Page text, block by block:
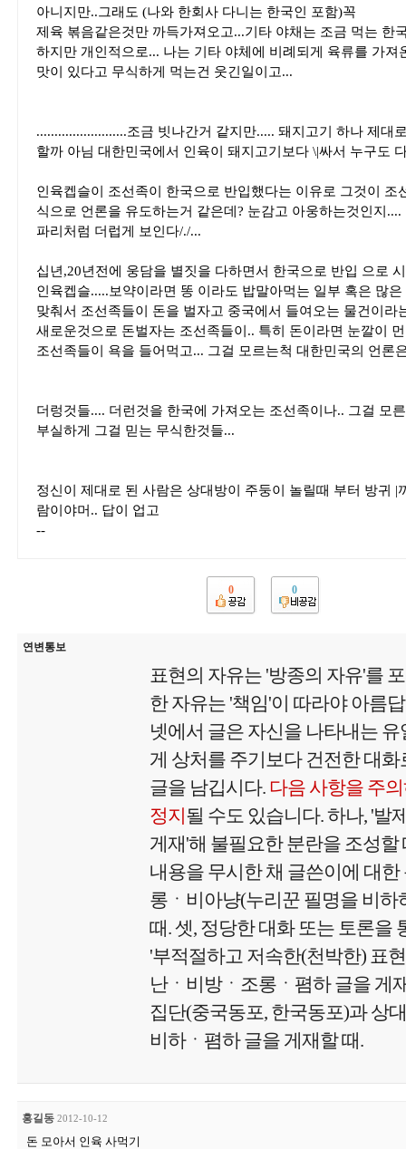
아니지만..그래도 (나와 한회사 다니는 한국인 포함)꼭
제육 볶음같은것만 까득가져오고...기타 야채는 조금 먹는 한
하지만 개인적으로... 나는 기타 야체에 비례되게 육류를 가져
맛이 있다고 무식하게 먹는건 웃긴일이고...
.........................조금 빗나간거 같지만..... 돼지고기 하나 제대
할까 아님 대한민국에서 인육이 돼지고기보다 \|싸서 누구도
인육켑슬이 조선족이 한국으로 반입했다는 이유로 그것이 조
식으로 언론을 유도하는거 같은데? 눈감고 아웅하는것인지
파리처럼 더럽게 보인다/./...
십년,20년전에 웅담을 별짓을 다하면서 한국으로 반입 으로
인육켑슬.....보약이라면 똥 이라도 밥말아먹는 일부 혹은 많
맞춰서 조선족들이 돈을 벌자고 중국에서 들여오는 물건이라
새로운것으로 돈벌자는 조선족들이.. 특히 돈이라면 눈깔이
조선족들이 욕을 들어먹고... 그걸 모르는척 대한민국의 언론
더렁것들.... 더런것을 한국에 가져오는 조선족이나.. 그걸 모
부실하게 그걸 믿는 무식한것들...
정신이 제대로 된 사람은 상대방이 주둥이 놀릴때 부터 방귀 |
람이야머.. 답이 업고
--
0 0
연변통보
표현의 자유는 '방종의 자유'를
한 자유는 '책임'이 따라야 아름
넷에서 글은 자신을 나타내는
게 상처를 주기보다 건전한 대화
글을 남깁시다. 다음 사항을 주
정지될 수도 있습니다. 하나, '발
게재'해 불필요한 분란을 조성할
내용을 무시한 채 글쓴이에 대
롱ㆍ비아냥(누리꾼 필명을 비하
때. 셋, 정당한 대화 또는 토론을
'부적절하고 저속한(천박한) 표
난ㆍ비방ㆍ조롱ㆍ폄하 글을 게
집단(중국동포, 한국동포)과 상
비하ㆍ폄하 글을 게재할 때.
홍길동 2012-10-12
돈 모아서 인육 사먹기